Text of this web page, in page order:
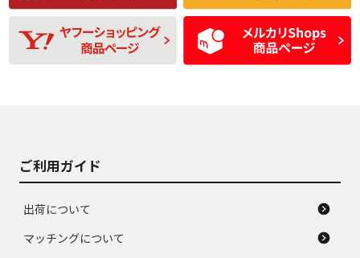
D
使用感や目立つ傷が
あり、一般的な中古
品
D
残り溝も少なく、偏
磨耗がみられ、短期
間使用できるくらい
の中古品
ご利用ガイド
出荷について
マッチングについて